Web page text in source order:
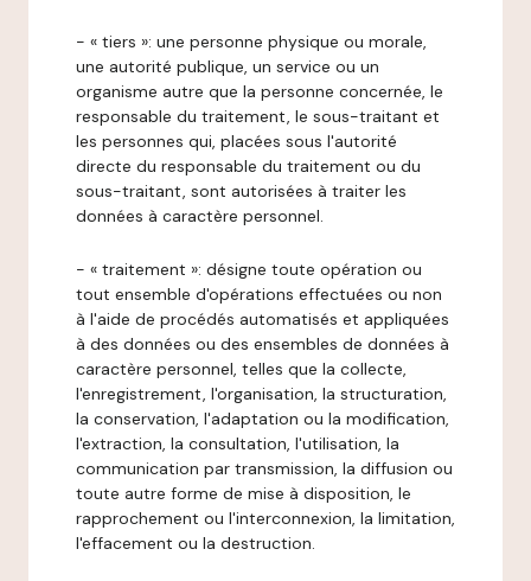
- « tiers »: une personne physique ou morale,
une autorité publique, un service ou un
organisme autre que la personne concernée, le
responsable du traitement, le sous-traitant et
les personnes qui, placées sous l'autorité
directe du responsable du traitement ou du
sous-traitant, sont autorisées à traiter les
données à caractère personnel.
- « traitement »: désigne toute opération ou
tout ensemble d'opérations effectuées ou non
à l'aide de procédés automatisés et appliquées
à des données ou des ensembles de données à
caractère personnel, telles que la collecte,
l'enregistrement, l'organisation, la structuration,
la conservation, l'adaptation ou la modification,
l'extraction, la consultation, l'utilisation, la
communication par transmission, la diffusion ou
toute autre forme de mise à disposition, le
rapprochement ou l'interconnexion, la limitation,
l'effacement ou la destruction.